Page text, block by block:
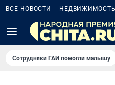
ВСЕ НОВОСТИ НЕДВИЖИМОСТЬ
Сотрудники ГАИ помогли малышу